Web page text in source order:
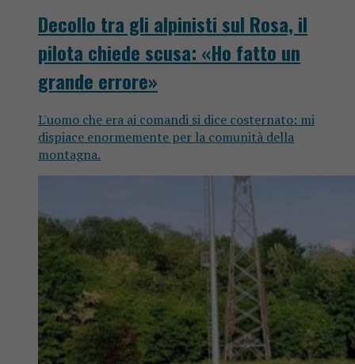
Decollo tra gli alpinisti sul Rosa, il
pilota chiede scusa: «Ho fatto un
grande errore»
L'uomo che era ai comandi si dice costernato: mi
dispiace enormemente per la comunità della
montagna.